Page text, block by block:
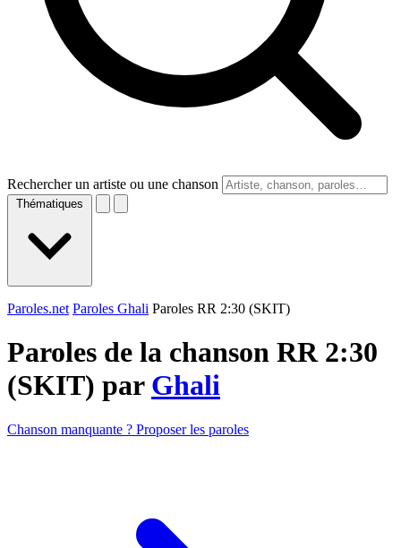
Rechercher un artiste ou une chanson
Thématiques
Paroles.net Paroles Ghali Paroles RR 2:30 (SKIT)
Paroles de la chanson RR 2:30
(SKIT) par Ghali
Chanson manquante ? Proposer les paroles